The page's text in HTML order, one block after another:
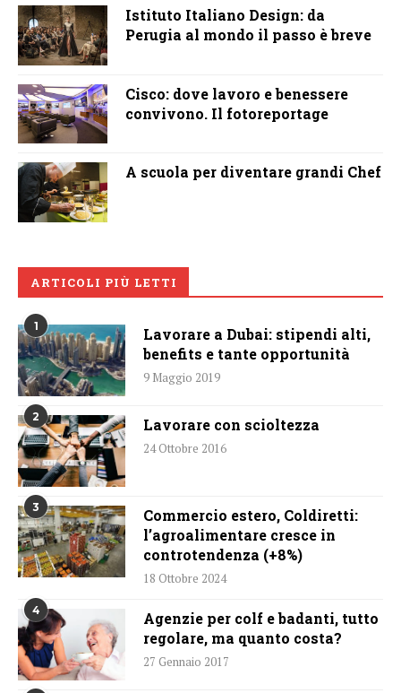
Istituto Italiano Design: da
Perugia al mondo il passo è breve
Cisco: dove lavoro e benessere
convivono. Il fotoreportage
A scuola per diventare grandi Chef
ARTICOLI PIÙ LETTI
1
Lavorare a Dubai: stipendi alti,
benefits e tante opportunità
9 Maggio 2019
2 Lavorare con scioltezza
24 Ottobre 2016
3
Commercio estero, Coldiretti:
l’agroalimentare cresce in
controtendenza (+8%)
18 Ottobre 2024
4
Agenzie per colf e badanti, tutto
regolare, ma quanto costa?
27 Gennaio 2017